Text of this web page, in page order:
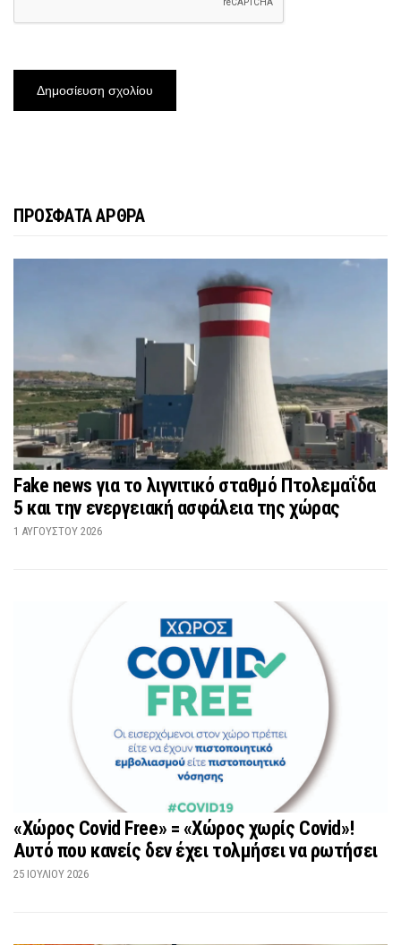
ΠΡΟΣΦΑΤΑ ΑΡΘΡΑ
Fake news για το λιγνιτικό σταθμό Πτολεμαΐδα
5 και την ενεργειακή ασφάλεια της χώρας
1 ΑΥΓΟΎΣΤΟΥ 2026
«Χώρος Covid Free» = «Χώρος χωρίς Covid»!
Αυτό που κανείς δεν έχει τολμήσει να ρωτήσει
25 ΙΟΥΛΊΟΥ 2026